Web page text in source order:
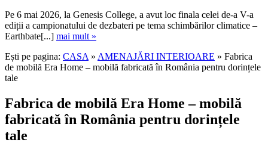
Pe 6 mai 2026, la Genesis College, a avut loc finala celei de-a V-a
ediții a campionatului de dezbateri pe tema schimbărilor climatice –
Earthbate[...] mai mult »
Ești pe pagina: CASA » AMENAJĂRI INTERIOARE » Fabrica
de mobilă Era Home – mobilă fabricată în România pentru dorințele
tale
Fabrica de mobilă Era Home – mobilă
fabricată în România pentru dorințele
tale